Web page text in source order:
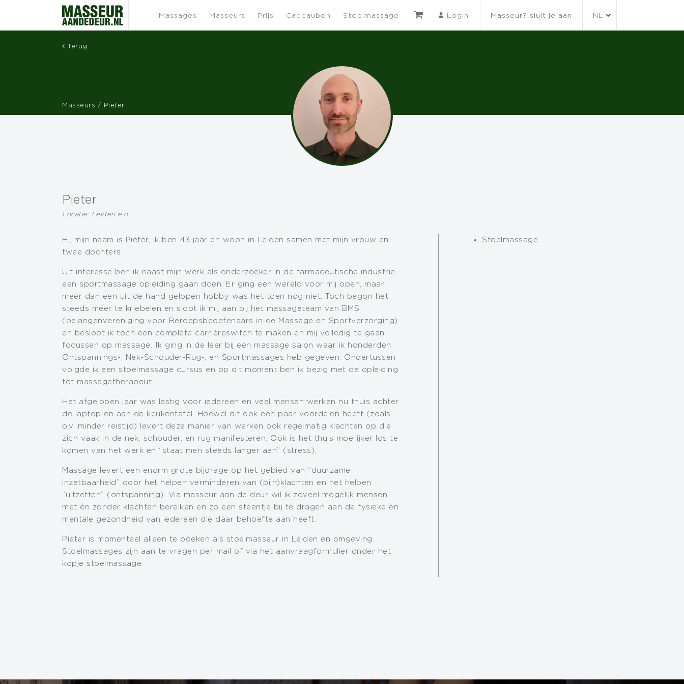
Massages Masseurs Prijs Cadeaubon Stoelmassage Login Masseur? sluit je aan NL
Terug
Masseurs / Pieter
Pieter
Locatie: Leiden e.o.
Hi, mijn naam is Pieter, ik ben 43 jaar en woon in Leiden samen met mijn vrouw en
twee dochters.
Uit interesse ben ik naast mijn werk als onderzoeker in de farmaceutische industrie
een sportmassage opleiding gaan doen. Er ging een wereld voor mij open, maar
meer dan een uit de hand gelopen hobby was het toen nog niet. Toch begon het
steeds meer te kriebelen en sloot ik mij aan bij het massageteam van BMS
(belangenvereniging voor Beroepsbeoefenaars in de Massage en Sportverzorging)
en besloot ik toch een complete carrièreswitch te maken en mij volledig te gaan
focussen op massage. Ik ging in de leer bij een massage salon waar ik honderden
Ontspannings-, Nek-Schouder-Rug-, en Sportmassages heb gegeven. Ondertussen
volgde ik een stoelmassage cursus en op dit moment ben ik bezig met de opleiding
tot massagetherapeut.
Het afgelopen jaar was lastig voor iedereen en veel mensen werken nu thuis achter
de laptop en aan de keukentafel. Hoewel dit ook een paar voordelen heeft (zoals
b.v. minder reistijd) levert deze manier van werken ook regelmatig klachten op die
zich vaak in de nek, schouder, en rug manifesteren. Ook is het thuis moeilijker los te
komen van het werk en “staat men steeds langer aan” (stress).
Massage levert een enorm grote bijdrage op het gebied van “duurzame
inzetbaarheid” door het helpen verminderen van (pijn)klachten en het helpen
“uitzetten” (ontspanning). Via masseur aan de deur wil ik zoveel mogelijk mensen
met én zonder klachten bereiken en zo een steentje bij te dragen aan de fysieke en
mentale gezondheid van iedereen die daar behoefte aan heeft.
Pieter is momenteel alleen te boeken als stoelmasseur in Leiden en omgeving.
Stoelmassages zijn aan te vragen per mail of via het aanvraagformulier onder het
kopje stoelmassage.
Stoelmassage